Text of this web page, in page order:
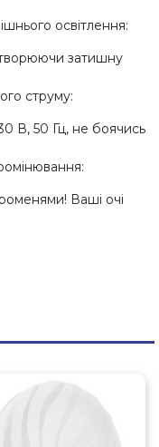
освітлення:
затишну
струму:
В, 50 Гц, не боячись
Ваші очі